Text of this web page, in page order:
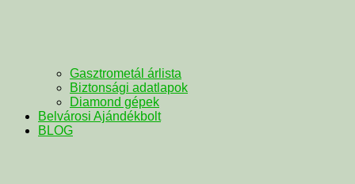
Gasztrometál árlista
Biztonsági adatlapok
Diamond gépek
Belvárosi Ajándékbolt
BLOG